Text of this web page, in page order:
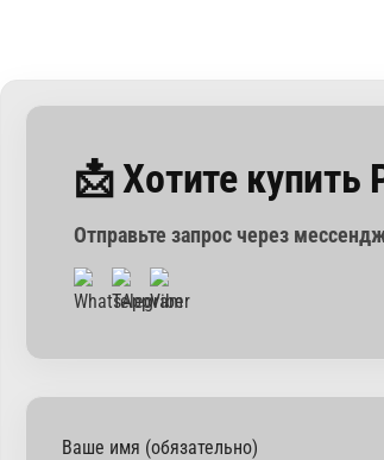
📩 Хотите купить
Отправьте запрос через
Ваше имя (обязательно)